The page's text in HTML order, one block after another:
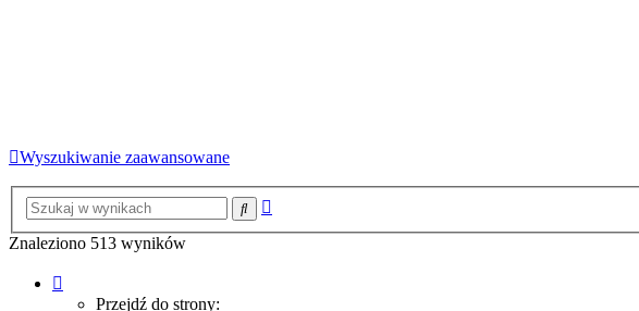
Wyszukiwanie zaawansowane
Szukaj
Znaleziono 513 wyników
Przejdź do strony: